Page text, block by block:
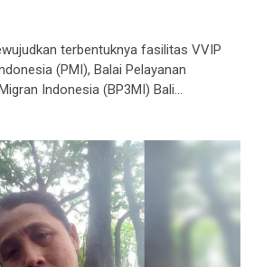
terbentuknya fasilitas VVIP
(PMI), Balai Pelayanan
Indonesia (BP3MI) Bali...